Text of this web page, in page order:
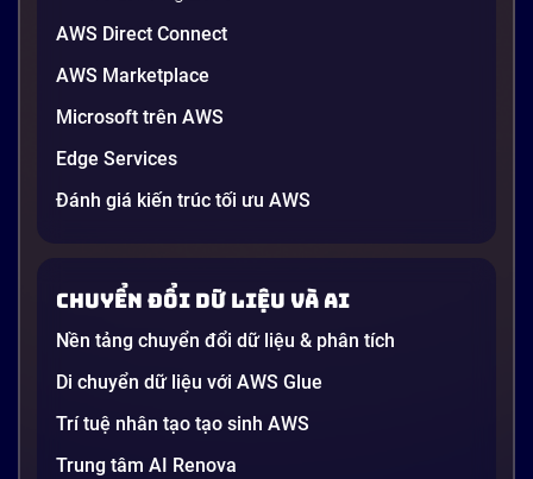
Generative AI là gì? Giải thích đơn giản
và ứng dụng cho doanh nghiệp Việt
Nam 2026
Gần đây, bạn có thể nghe đến thuật ngữ “Generative
startup công nghệ. Vấn đề là phần lớn lời giải thích
dường như chỉ được viết cho kỹ sư, không phải cho
người […]
21 phút
AWS Direct Connect
AWS Marketplace
Microsoft trên AWS
Edge Services
Đánh giá kiến trúc tối ưu AWS
Chuyển đổi dữ liệu và AI
Nền tảng chuyển đổi dữ liệu & phân tích
Di chuyển dữ liệu với AWS Glue
Trí tuệ nhân tạo tạo sinh AWS
Trung tâm AI Renova